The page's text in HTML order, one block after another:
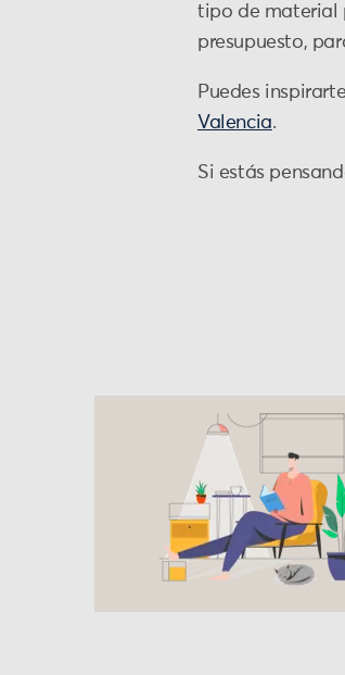
tipo de material
presupuesto,
Puedes
Valencia.
Si estás